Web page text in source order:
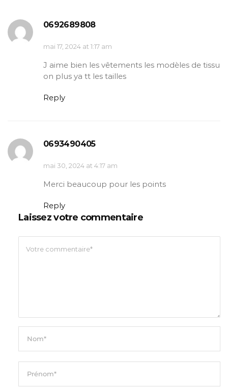
0692689808
mai 17, 2024 at 1:17 am
J aime bien les vêtements les modèles de tissu
on plus ya tt les tailles
Reply
0693490405
mai 30, 2024 at 4:17 am
Merci beaucoup pour les points
Reply
Laissez votre commentaire